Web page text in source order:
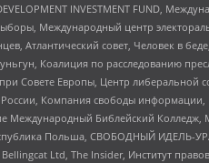
INVESTMENT FUND,
Международный центр
Атлантический совет, Человек в
Коалиция по расследованию
Совете Европы, Центр
Компания свободы информации,
Международный Библейский Колледж,
Польша, СВОБОДНЫЙ ИДЕЛЬ-
Ltd, The Insider, Институт